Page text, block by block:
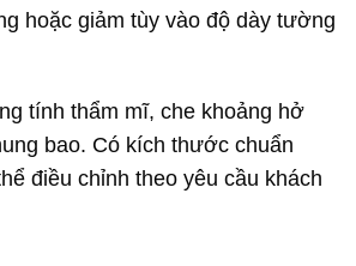
hoặc giảm tùy vào độ dày tường
tính thẩm mĩ, che khoảng hở
bao. Có kích thước chuẩn
điều chỉnh theo yêu cầu khách